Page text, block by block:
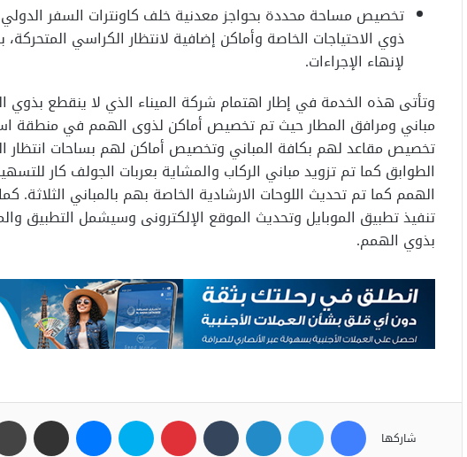
تخصيص مساحة محددة بحواجز معدنية خلف كاونترات السفر
ذوي الاحتياجات الخاصة وأماكن إضافية لانتظار الكراسي المتحركة،
لإنهاء الإجراءات.
وتأتى هذه الخدمة في إطار اهتمام شركة الميناء الذي لا ينقطع
مباني ومرافق المطار حيث تم تخصيص أماكن لذوى الهمم في منطقة
تخصيص مقاعد لهم بكافة المباني وتخصيص أماكن لهم بساحات انتظار
الطوابق كما تم تزويد مباني الركاب والمشاية بعربات الجولف كار
الهمم كما تم تحديث اللوحات الارشادية الخاصة بهم بالمباني الثلاثة.
تنفيذ تطبيق الموبايل وتحديث الموقع الإلكترونى وسيشمل التطبيق
بذوي الهمم.
شاركها
فيسبوك تويتر لينكدإن بينتيريست سكايب ماسنجر مشاركة عبر البريد